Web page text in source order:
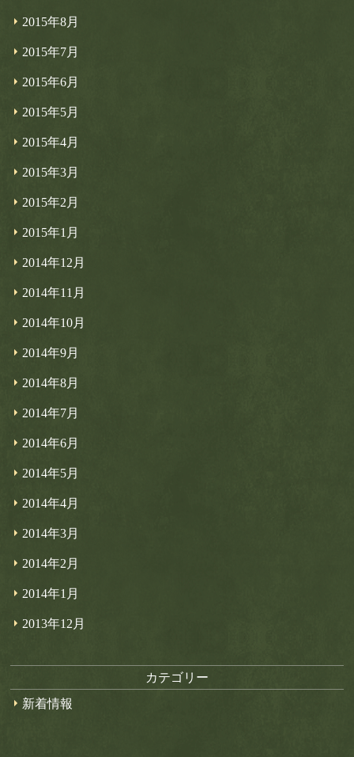
2015年8月
2015年7月
2015年6月
2015年5月
2015年4月
2015年3月
2015年2月
2015年1月
2014年12月
2014年11月
2014年10月
2014年9月
2014年8月
2014年7月
2014年6月
2014年5月
2014年4月
2014年3月
2014年2月
2014年1月
2013年12月
カテゴリー
新着情報